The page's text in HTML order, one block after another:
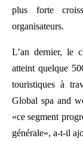
plus forte
organisateurs.
L’an dernier, le
atteint quelque
touristiques à
Global spa and
«ce segment
générale», a-t-il